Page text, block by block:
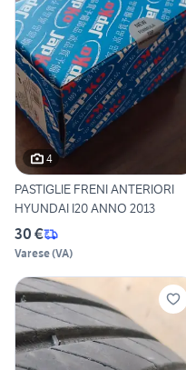
4
PASTIGLIE FRENI ANTERIORI
HYUNDAI I20 ANNO 2013
30 €
Varese(VA)